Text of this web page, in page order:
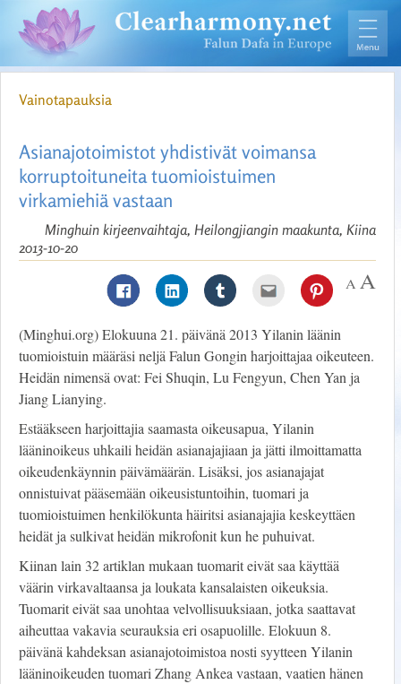
Vainotapauksia
Asianajotoimistot yhdistivät voimansa
korruptoituneita tuomioistuimen
virkamiehiä vastaan
Minghuin kirjeenvaihtaja, Heilongjiangin maakunta, Kiina
2013-10-20
(Minghui.org) Elokuuna 21. päivänä 2013 Yilanin läänin
tuomioistuin määräsi neljä Falun Gongin harjoittajaa oikeuteen.
Heidän nimensä ovat: Fei Shuqin, Lu Fengyun, Chen Yan ja
Jiang Lianying.
Estääkseen harjoittajia saamasta oikeusapua, Yilanin
lääninoikeus uhkaili heidän asianajajiaan ja jätti ilmoittamatta
oikeudenkäynnin päivämäärän. Lisäksi, jos asianajajat
onnistuivat pääsemään oikeusistuntoihin, tuomari ja
tuomioistuimen henkilökunta häiritsi asianajajia keskeyttäen
heidät ja sulkivat heidän mikrofonit kun he puhuivat.
Kiinan lain 32 artiklan mukaan tuomarit eivät saa käyttää
väärin virkavaltaansa ja loukata kansalaisten oikeuksia.
Tuomarit eivät saa unohtaa velvollisuuksiaan, jotka saattavat
aiheuttaa vakavia seurauksia eri osapuolille. Elokuun 8.
päivänä kahdeksan asianajotoimistoa nosti syytteen Yilanin
lääninoikeuden tuomari Zhang Ankea vastaan, vaatien hänen